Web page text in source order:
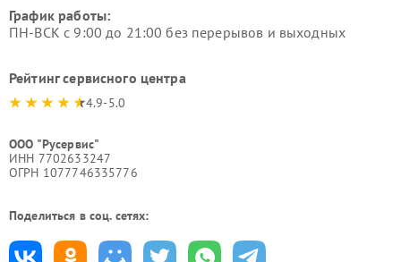
График работы:
ПН-ВСК с 9:00 до 21:00 без перерывов и выходных
Рейтинг сервисного центра
4.9-5.0
ООО "Русервис"
ИНН 7702633247
ОГРН 1077746335776
Поделиться в соц. сетях: